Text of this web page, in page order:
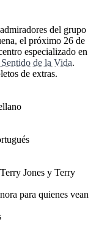
del grupo
el próximo 26 de
especializado en
de la Vida.
de extras.
Jones y Terry
para quienes vean